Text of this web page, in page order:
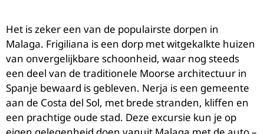
Het is zeker een van de populairste dorpen in
Malaga. Frigiliana is een dorp met witgekalkte huizen
van onvergelijkbare schoonheid, waar nog steeds
een deel van de traditionele Moorse architectuur in
Spanje bewaard is gebleven. Nerja is een gemeente
aan de Costa del Sol, met brede stranden, kliffen en
een prachtige oude stad. Deze excursie kun je op